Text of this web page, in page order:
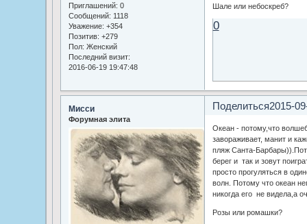
Приглашений: 0
Сообщений: 1118
Уважение: +354
Позитив: +279
Пол: Женский
Последний визит:
2016-06-19 19:47:48
Шале или небоскреб?
0
Поделиться2015-
Мисси
Форумная элита
Океан - потому,что
завораживает, манит и
пляж Санта-
берег и так и зовут
просто прогуляться в
волн. Потому что океан
никогда его не видела,а
Розы или ромашки?